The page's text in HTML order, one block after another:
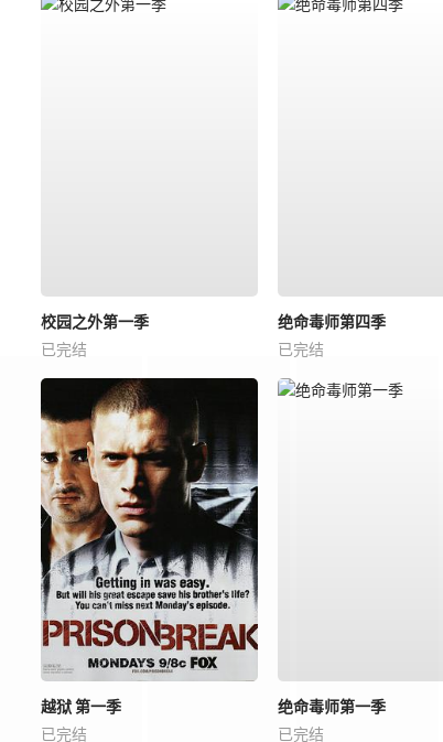
校园之外第一季
已完结
绝命毒师第四季
已完结
越狱 第一季
已完结
绝命毒师第一季
已完结